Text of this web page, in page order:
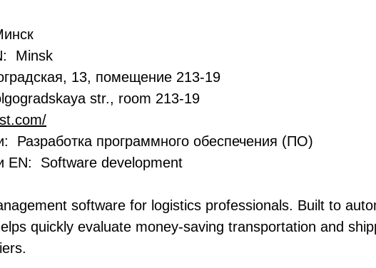
Minsk
13, помещение 213-19
str., room 213-19
Разработка программного обеспечения (ПО)
EN: Software development
software for logistics professionals. Built to
quickly evaluate money-saving transportation and